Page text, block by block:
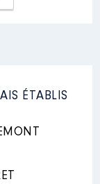
ÉTABLIS